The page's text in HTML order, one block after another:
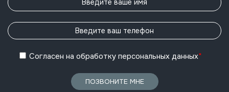
Согласен на обработку персональных данных*
ПОЗВОНИТЕ МНЕ